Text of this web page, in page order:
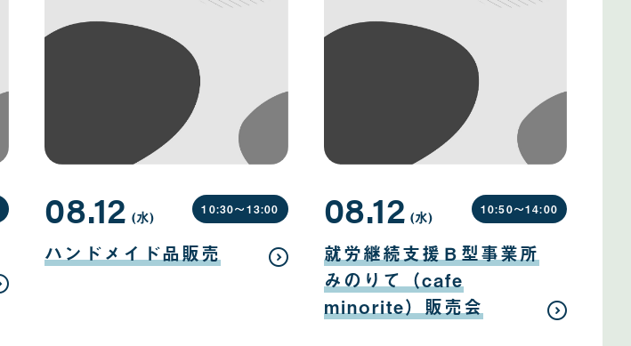
ハンドメイド品販売
08.12
月
12
日
(水曜
日
) 10:30〜13:00
就労継続支援Ｂ型事業所
みのりて（cafe
minorite）販売会
08.12
月
12
日
(水曜
日
) 10:50〜14:00